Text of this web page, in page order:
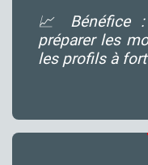
📈 Bénéfice :
préparer les
les profils à